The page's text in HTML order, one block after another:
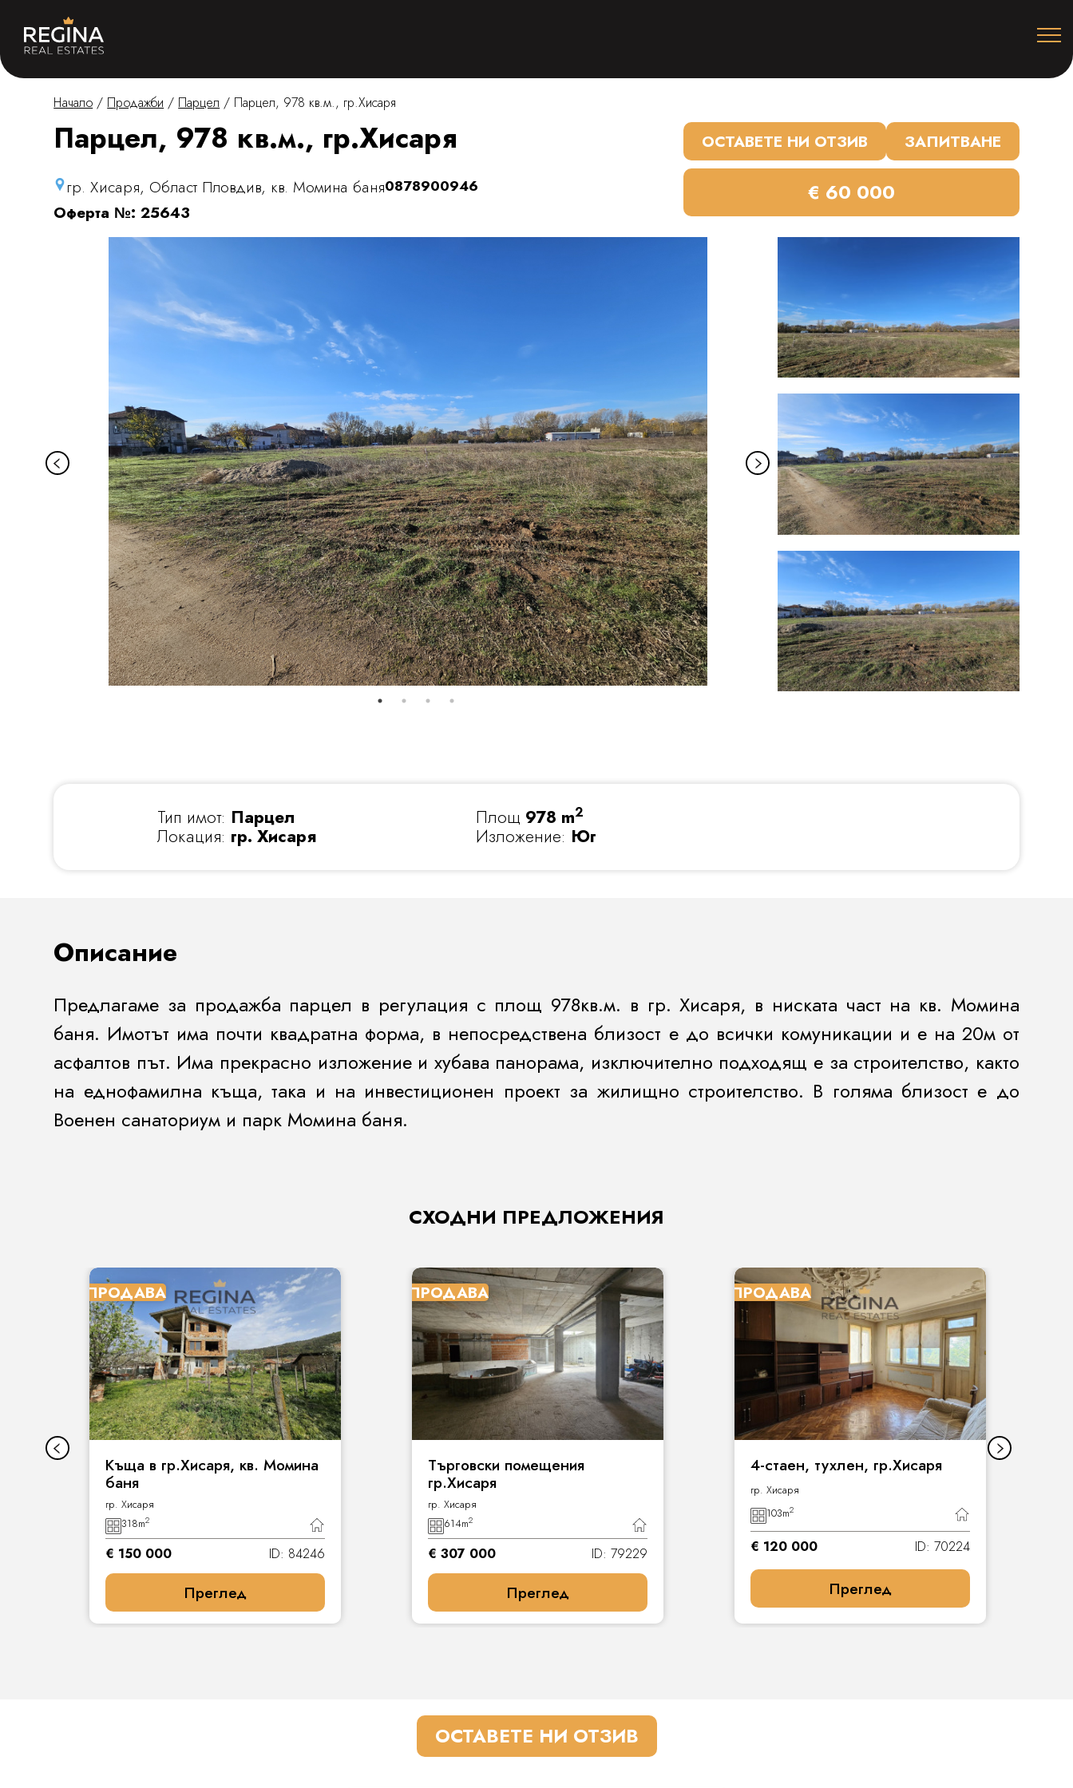
Начало / Продажби / Парцел / Парцел, 978 кв.м., гр.Хисаря
Парцел, 978 кв.м., гр.Хисаря
гр. Хисаря, Област Пловдив, кв. Момина баня0878900946
Оферта №: 25643
ОСТАВЕТЕ НИ ОТЗИВ ЗАПИТВАНЕ
€ 60 000
Тип имот: Парцел
Локация: гр. Хисаря
Площ 978 m2
Изложение: Юг
Описание
Предлагаме за продажба парцел в регулация с площ 978кв.м. в гр. Хисаря, в ниската част на кв. Момина
баня. Имотът има почти квадратна форма, в непосредствена близост е до всички комуникации и е на 20м от
асфалтов път. Има прекрасно изложение и хубава панорама, изключително подходящ е за строителство, както
на еднофамилна къща, така и на инвестиционен проект за жилищно строителство. В голяма близост е до
Военен санаториум и парк Момина баня.
СХОДНИ ПРЕДЛОЖЕНИЯ
ПРОДАВА
Къща в гр.Хисаря, кв. Момина
баня
гр. Хисаря
318m2
€ 150 000 ID: 84246
Преглед
ПРОДАВА
Търговски помещения
гр.Хисаря
гр. Хисаря
614m2
€ 307 000 ID: 79229
Преглед
ПРОДАВА
4-стаен, тухлен, гр.Хисаря
гр. Хисаря
103m2
€ 120 000 ID: 70224
Преглед
ОСТАВЕТЕ НИ ОТЗИВ